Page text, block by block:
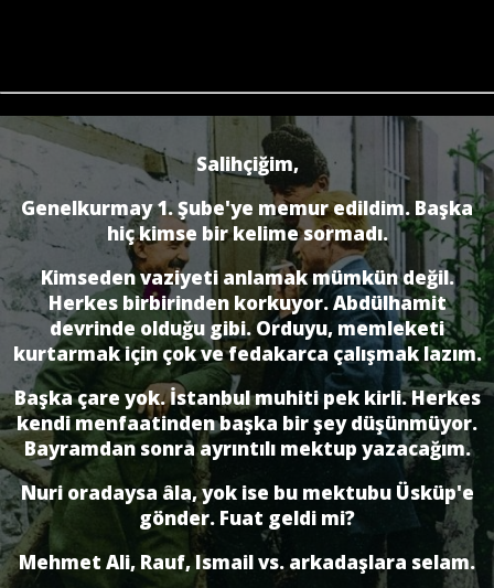
Salihçiğim,
Genelkurmay 1. Şube'ye memur edildim. Başka
hiç kimse bir kelime sormadı.
Kimseden vaziyeti anlamak mümkün değil.
Herkes birbirinden korkuyor. Abdülhamit
devrinde olduğu gibi. Orduyu, memleketi
kurtarmak için çok ve fedakarca çalışmak lazım.
Başka çare yok. İstanbul muhiti pek kirli. Herkes
kendi menfaatinden başka bir şey düşünmüyor.
Bayramdan sonra ayrıntılı mektup yazacağım.
Nuri oradaysa âla, yok ise bu mektubu Üsküp'e
gönder. Fuat geldi mi?
Mehmet Ali, Rauf, Ismail vs. arkadaşlara selam.